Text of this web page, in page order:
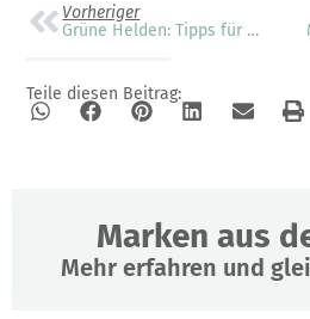
Vorheriger
Grüne Helden: Tipps für einen Haushalt ohne Plastik
Teile diesen Beitrag:
Marken aus
Mehr erfahren und